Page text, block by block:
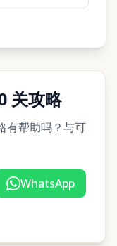
关攻略
有帮助吗？与可
WhatsApp